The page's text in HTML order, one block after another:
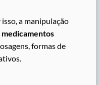
a manipulação
formas de